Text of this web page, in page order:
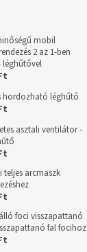
mobil
2 az 1-ben
léghűtővel
hordozható léghűtő
asztali ventilátor -
teljes arcmaszk
foci visszapattanó
fal focihoz